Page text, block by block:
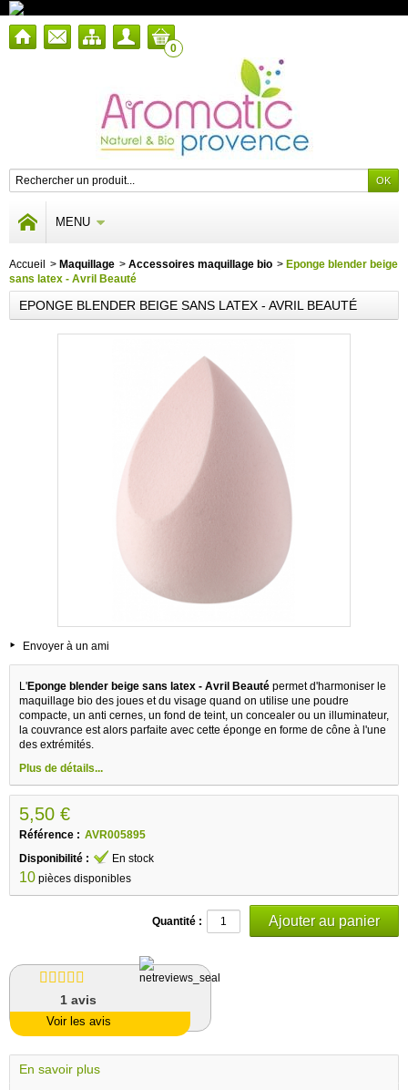
0
MENU
Accueil > Maquillage > Accessoires maquillage bio > Eponge blender beige
sans latex - Avril Beauté
EPONGE BLENDER BEIGE SANS LATEX - AVRIL BEAUTÉ
Envoyer à un ami
L'Eponge blender beige sans latex - Avril Beauté permet d'harmoniser le
maquillage bio des joues et du visage quand on utilise une poudre
compacte, un anti cernes, un fond de teint, un concealer ou un illuminateur,
la couvrance est alors parfaite avec cette éponge en forme de cône à l'une
des extrémités.
Plus de détails...
5,50 €
Référence : AVR005895
Disponibilité :
En stock
10 pièces disponibles
Quantité :
1 avis
Voir les avis
En savoir plus